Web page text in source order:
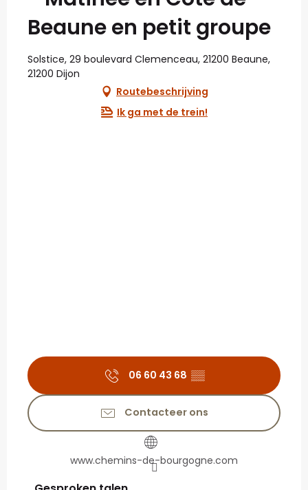
Beaune en petit groupe
Solstice, 29 boulevard Clemenceau, 21200 Beaune,
21200 Dijon
Routebeschrijving
Ik ga met de trein!
06 60 43 68 ▒▒
Contacteer ons
www.chemins-de-bourgogne.com